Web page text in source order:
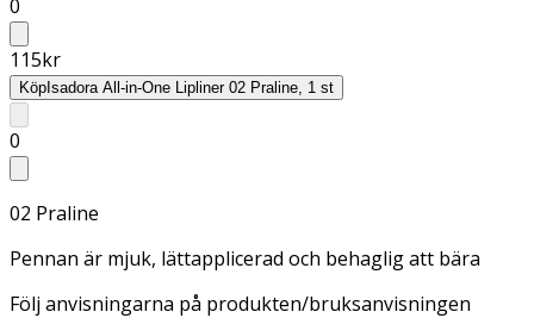
0
115kr
KöpIsadora All-in-One Lipliner 02 Praline, 1 st
0
02 Praline
Pennan är mjuk, lättapplicerad och behaglig att bära
Följ anvisningarna på produkten/bruksanvisningen